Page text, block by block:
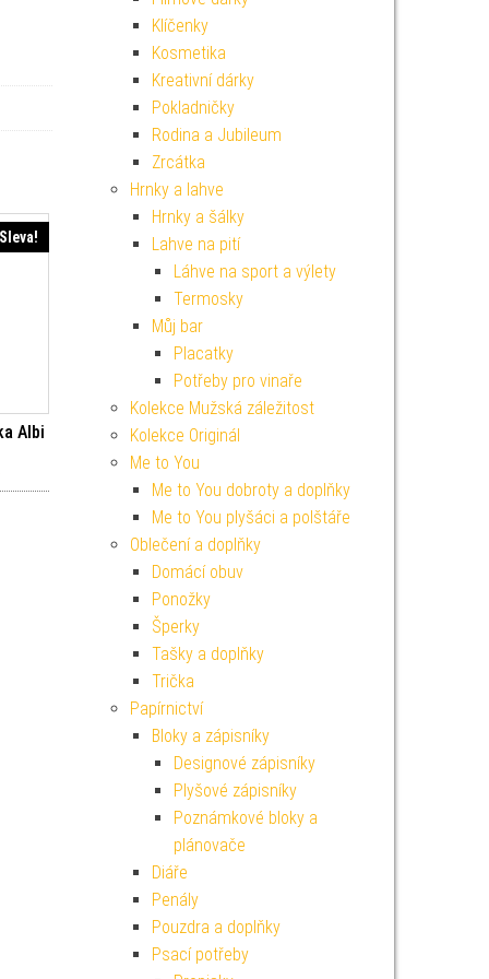
Sleva!
Albi
cena byla: 169 Kč.
Aktuální cena je: 152 Kč.
Klíčenky
Kosmetika
Kreativní dárky
Pokladničky
Rodina a Jubileum
Zrcátka
Hrnky a lahve
Hrnky a šálky
Lahve na pití
Láhve na sport a výlety
Termosky
Můj bar
Placatky
Potřeby pro vinaře
Kolekce Mužská záležitost
Kolekce Originál
Me to You
Me to You dobroty a doplňky
Me to You plyšáci a polštáře
Oblečení a doplňky
Domácí obuv
Ponožky
Šperky
Tašky a doplňky
Trička
Papírnictví
Bloky a zápisníky
Designové zápisníky
Plyšové zápisníky
Poznámkové bloky a
plánovače
Diáře
Penály
Pouzdra a doplňky
Psací potřeby